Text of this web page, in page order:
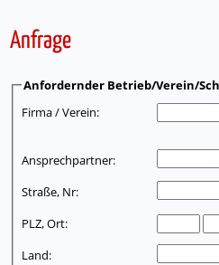
Anfrage
Anfordernder Betrieb/Verein/
Firma / Verein:
Ansprechpartner:
Straße, Nr:
PLZ, Ort:
Land: